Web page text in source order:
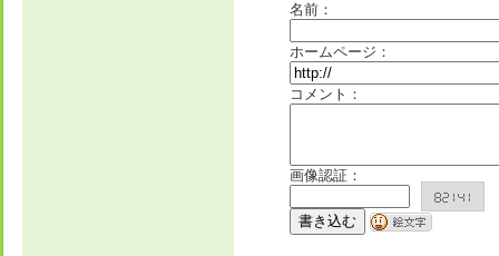
名前：
ホームページ：
コメント：
画像認証：